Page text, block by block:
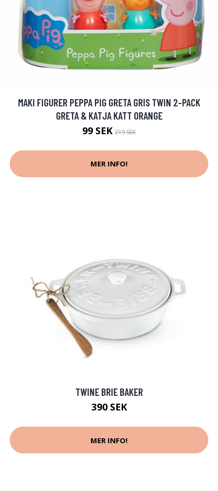
MAKI FIGURER PEPPA PIG GRETA GRIS TWIN 2-PACK
GRETA & KATJA KATT ORANGE
99 SEK 219 SEK
MER INFO!
TWINE BRIE BAKER
390 SEK
MER INFO!